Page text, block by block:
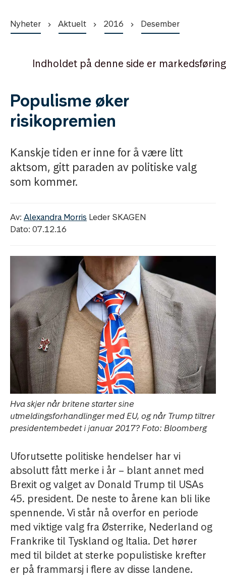
Nyheter Aktuelt 2016 Desember
Indholdet på denne side er markedsføring
Populisme øker
risikopremien
Kanskje tiden er inne for å være litt
aktsom, gitt paraden av politiske valg
som kommer.
Av: Alexandra Morris Leder SKAGEN
Dato: 07.12.16
Hva skjer når britene starter sine
utmeldingsforhandlinger med EU, og når Trump tiltrer
presidentembedet i januar 2017? Foto: Bloomberg
Uforutsette politiske hendelser har vi
absolutt fått merke i år – blant annet med
Brexit og valget av Donald Trump til USAs
45. president. De neste to årene kan bli like
spennende. Vi står nå overfor en periode
med viktige valg fra Østerrike, Nederland og
Frankrike til Tyskland og Italia. Det hører
med til bildet at sterke populistiske krefter
er på frammarsj i flere av disse landene.